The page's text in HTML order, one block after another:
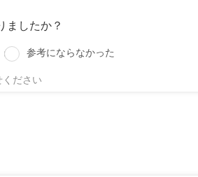
ましたか？
参考にならなかった
ださい